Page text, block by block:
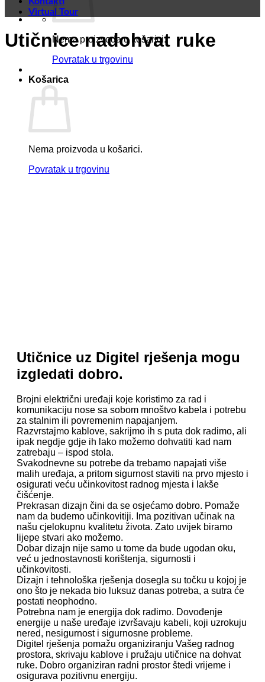
Nema proizvoda u košarici.
Povratak u trgovinu
Košarica
Nema proizvoda u košarici.
Povratak u trgovinu
Virtual Tour
Utičnice nadohvat ruke
Utičnice uz Digitel rješenja mogu
izgledati dobro.
Brojni električni uređaji koje koristimo za rad i
komunikaciju nose sa sobom mnoštvo kabela i potrebu
za stalnim ili povremenim napajanjem.
Razvrstajmo kablove, sakrijmo ih s puta dok radimo, ali
ipak negdje gdje ih lako možemo dohvatiti kad nam
zatrebaju – ispod stola.
Svakodnevne su potrebe da trebamo napajati više
malih uređaja, a pritom sigurnost staviti na prvo mjesto i
osigurati veću učinkovitost radnog mjesta i lakše
čišćenje.
Prekrasan dizajn čini da se osjećamo dobro. Pomaže
nam da budemo učinkovitiji. Ima pozitivan učinak na
našu cjelokupnu kvalitetu života. Zato uvijek biramo
lijepe stvari ako možemo.
Dobar dizajn nije samo u tome da bude ugodan oku,
već u jednostavnosti korištenja, sigurnosti i
učinkovitosti.
Dizajn i tehnološka rješenja dosegla su točku u kojoj je
ono što je nekada bio luksuz danas potreba, a sutra će
postati neophodno.
Potrebna nam je energija dok radimo. Dovođenje
energije u naše uređaje izvršavaju kabeli, koji uzrokuju
nered, nesigurnost i sigurnosne probleme.
Digitel rješenja pomažu organiziranju Vašeg radnog
prostora, skrivaju kablove i pružaju utičnice na dohvat
ruke. Dobro organiziran radni prostor štedi vrijeme i
osigurava pozitivnu energiju.